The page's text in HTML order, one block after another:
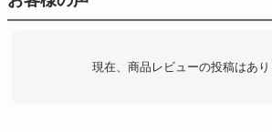
現在、商品レビューの投稿はあり